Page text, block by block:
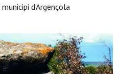
d'Argençola